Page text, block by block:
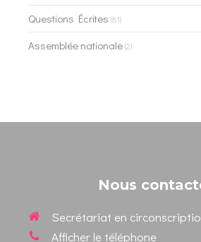
Questions Écrites (81)
Assemblée nationale(2)
Nous
Secrétariat en
Afficher le téléphone